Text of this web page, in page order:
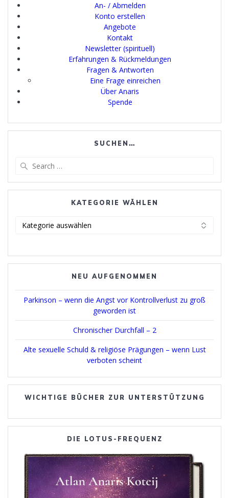
An- / Abmelden
Konto erstellen
Angebote
Kontakt
Newsletter (spirituell)
Erfahrungen & Rückmeldungen
Fragen & Antworten
Eine Frage einreichen
Über Anaris
Spende
SUCHEN…
KATEGORIE WÄHLEN
NEU AUFGENOMMEN
Parkinson – wenn die Angst vor Kontrollverlust zu groß
geworden ist
Chronischer Durchfall – 2
Alte sexuelle Schuld & religiöse Prägungen – wenn Lust
verboten scheint
WICHTIGE BÜCHER ZUR UNTERSTÜTZUNG
DIE LOTUS-FREQUENZ